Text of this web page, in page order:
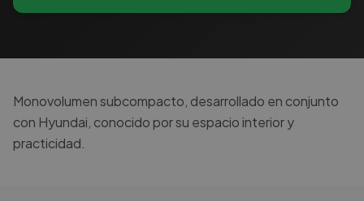
Monovolumen subcompacto, desarrollado en conjunto
con Hyundai, conocido por su espacio interior y
practicidad.